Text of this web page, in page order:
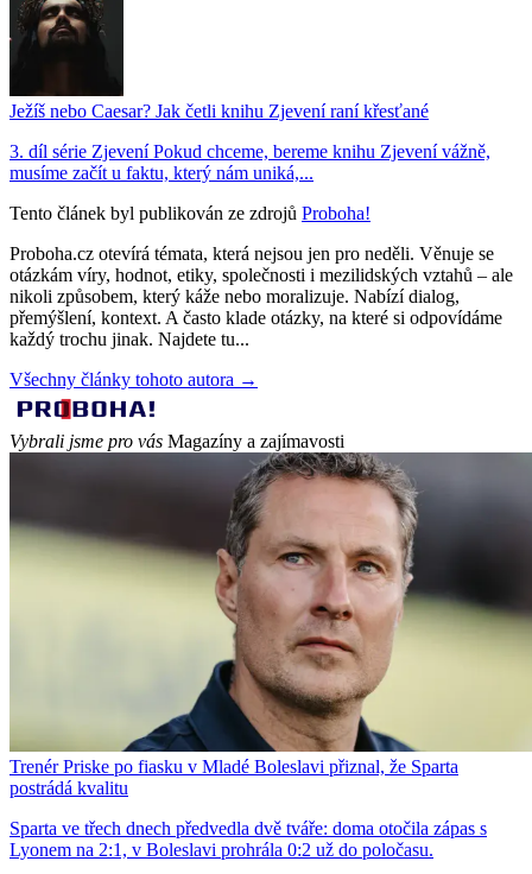
Ježíš nebo Caesar? Jak četli knihu Zjevení raní křesťané
3. díl série Zjevení Pokud chceme, bereme knihu Zjevení vážně,
musíme začít u faktu, který nám uniká,...
Tento článek byl publikován ze zdrojů Proboha!
Proboha.cz otevírá témata, která nejsou jen pro neděli. Věnuje se
otázkám víry, hodnot, etiky, společnosti i mezilidských vztahů – ale
nikoli způsobem, který káže nebo moralizuje. Nabízí dialog,
přemýšlení, kontext. A často klade otázky, na které si odpovídáme
každý trochu jinak. Najdete tu...
Všechny články tohoto autora →
Vybrali jsme pro vás Magazíny a zajímavosti
Trenér Priske po fiasku v Mladé Boleslavi přiznal, že Sparta
postrádá kvalitu
Sparta ve třech dnech předvedla dvě tváře: doma otočila zápas s
Lyonem na 2:1, v Boleslavi prohrála 0:2 už do poločasu.